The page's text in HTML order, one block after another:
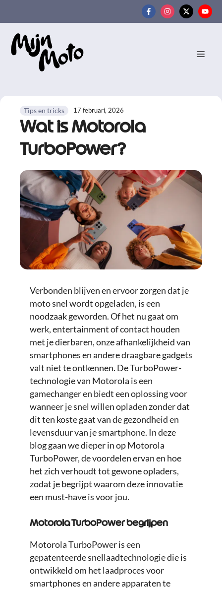
inhoud
Tips en tricks 17 februari, 2026
Wat is Motorola
TurboPower?
Verbonden blijven en ervoor zorgen dat je
moto snel wordt opgeladen, is een
noodzaak geworden. Of het nu gaat om
werk, entertainment of contact houden
met je dierbaren, onze afhankelijkheid van
smartphones en andere draagbare gadgets
valt niet te ontkennen. De TurboPower-
technologie van Motorola is een
gamechanger en biedt een oplossing voor
wanneer je snel willen opladen zonder dat
dit ten koste gaat van de gezondheid en
levensduur van je smartphone. In deze
blog gaan we dieper in op Motorola
TurboPower, de voordelen ervan en hoe
het zich verhoudt tot gewone opladers,
zodat je begrijpt waarom deze innovatie
een must-have is voor jou.
Motorola TurboPower begrijpen
Motorola TurboPower is een
gepatenteerde snellaadtechnologie die is
ontwikkeld om het laadproces voor
smartphones en andere apparaten te